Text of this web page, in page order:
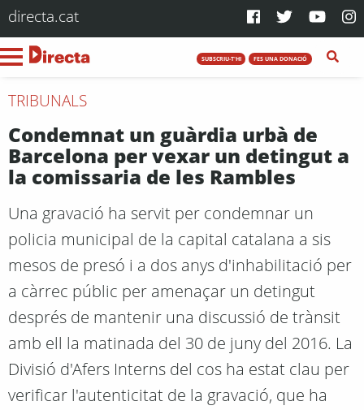
directa.cat
SUBSCRIU-T'HI FES UNA DONACIÓ
TRIBUNALS
Condemnat un guàrdia urbà de
Barcelona per vexar un detingut a
la comissaria de les Rambles
Una gravació ha servit per condemnar un
policia municipal de la capital catalana a sis
mesos de presó i a dos anys d'inhabilitació per
a càrrec públic per amenaçar un detingut
després de mantenir una discussió de trànsit
amb ell la matinada del 30 de juny del 2016. La
Divisió d'Afers Interns del cos ha estat clau per
verificar l'autenticitat de la gravació, que ha